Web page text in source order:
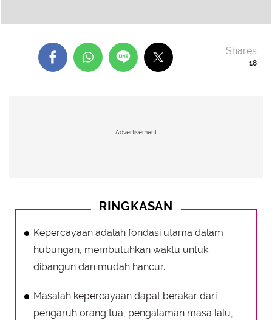
18
Shares
Advertisement
RINGKASAN
Kepercayaan adalah fondasi utama dalam
hubungan, membutuhkan waktu untuk
dibangun dan mudah hancur.
Masalah kepercayaan dapat berakar dari
pengaruh orang tua, pengalaman masa lalu,